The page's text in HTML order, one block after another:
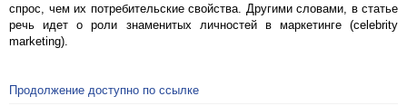
спрос, чем их потребительские свойства. Другими словами, в статье
речь идет о роли знаменитых личностей в маркетинге (celebrity
marketing).
Продолжение доступно по ссылке